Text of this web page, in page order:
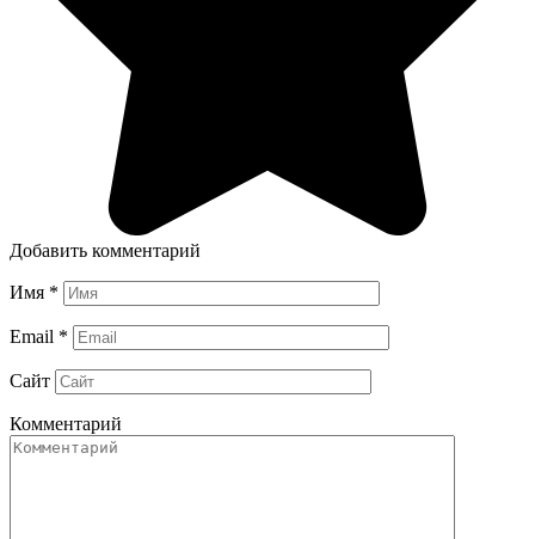
Добавить комментарий
Имя *
Email *
Сайт
Комментарий